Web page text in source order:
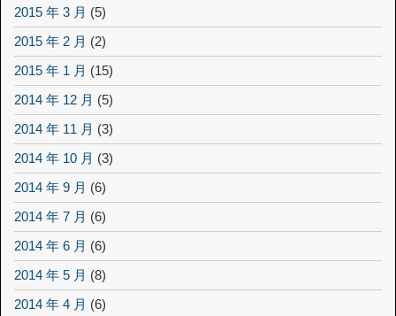
2015 年 3 月 (5)
2015 年 2 月 (2)
2015 年 1 月 (15)
2014 年 12 月 (5)
2014 年 11 月 (3)
2014 年 10 月 (3)
2014 年 9 月 (6)
2014 年 7 月 (6)
2014 年 6 月 (6)
2014 年 5 月 (8)
2014 年 4 月 (6)